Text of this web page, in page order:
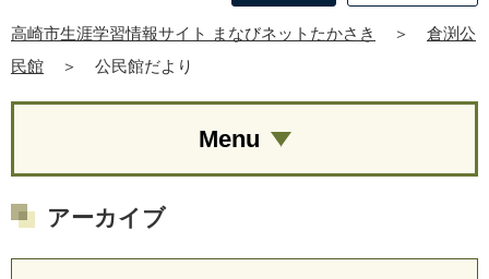
高崎市生涯学習情報サイト まなびネットたかさき ＞
倉渕公
民館
＞ 公民館だより
Menu
アーカイブ